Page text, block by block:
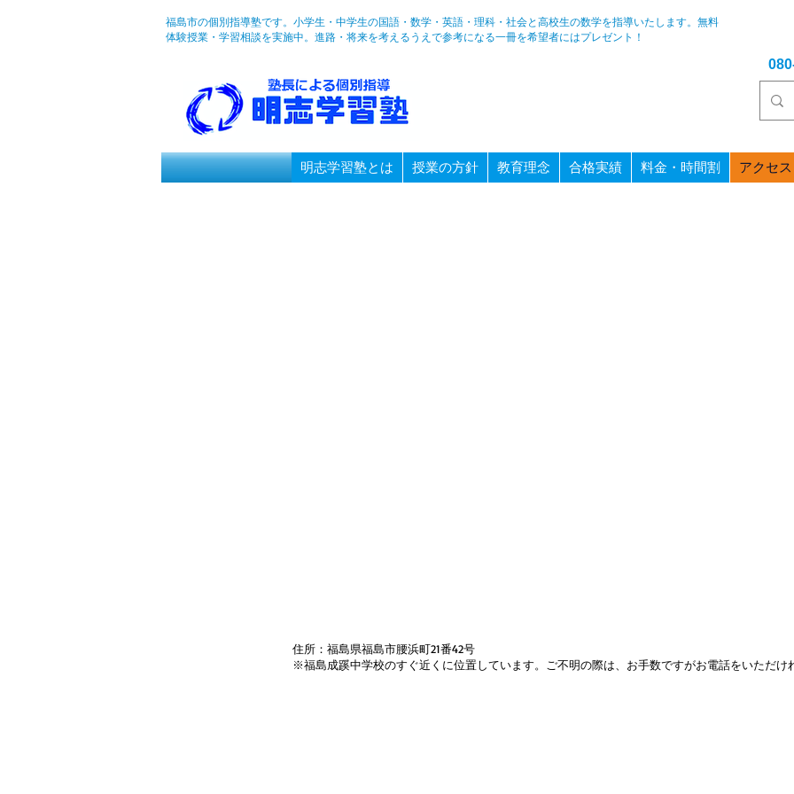
福島市の個別指導塾です。小学生・中学生の国語・数学・英語・理科・社会と高校生の数学を指導いたします。 無料
体験授業・学習相談を実施中。進路・将来を考えるうえで参考になる一冊を希望者にはプレゼント！
明志学習塾とは 授業の方針 教育理念 合格実績 料金・時間割 アクセス
住所：福島県福島市腰浜町21番42号
※福島成蹊中学校のすぐ近くに位置しています。ご不明の際は、お手数ですがお電話をいただけ